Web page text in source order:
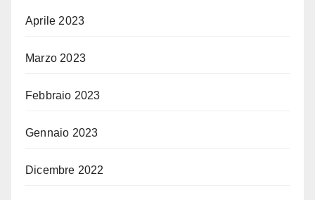
Aprile 2023
Marzo 2023
Febbraio 2023
Gennaio 2023
Dicembre 2022